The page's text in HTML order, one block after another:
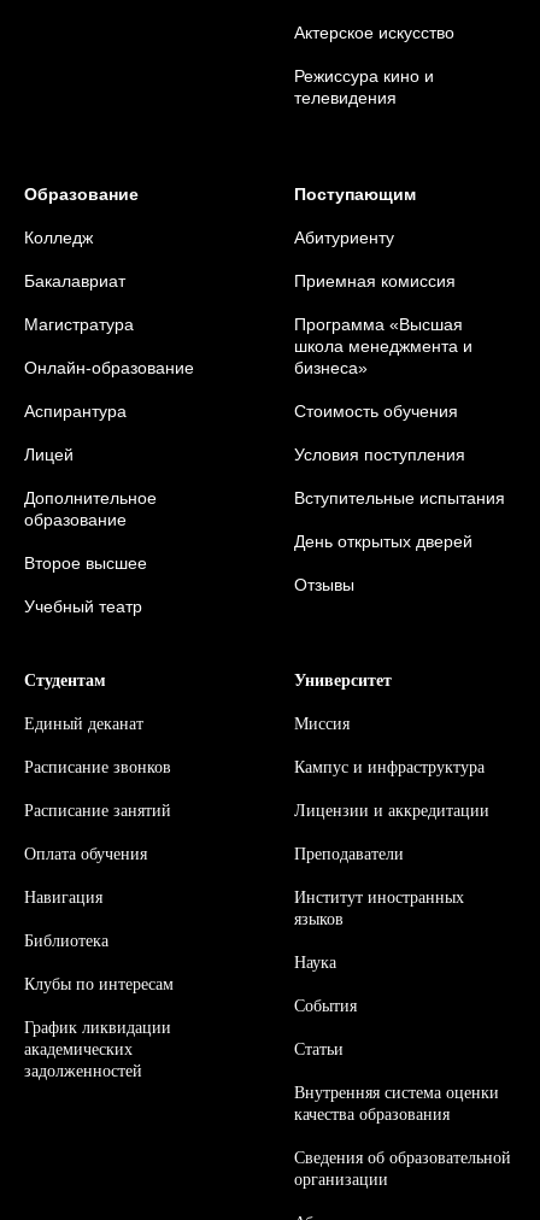
Актерское искусство
Режиссура кино и
телевидения
Образование
Колледж
Бакалавриат
Магистратура
Онлайн-образование
Аспирантура
Лицей
Дополнительное
образование
Второе высшее
Учебный театр
Поступающим
Абитуриенту
Приемная комиссия
Программа «Высшая
школа менеджмента и
бизнеса»
Стоимость обучения
Условия поступления
Вступительные испытания
День открытых дверей
Отзывы
Студентам
Единый деканат
Расписание звонков
Расписание занятий
Оплата обучения
Навигация
Библиотека
Клубы по интересам
График ликвидации
академических
задолженностей
Университет
Миссия
Кампус и инфраструктура
Лицензии и аккредитации
Преподаватели
Институт иностранных
языков
Наука
События
Статьи
Внутренняя система оценки
качества образования
Сведения об образовательной
организации